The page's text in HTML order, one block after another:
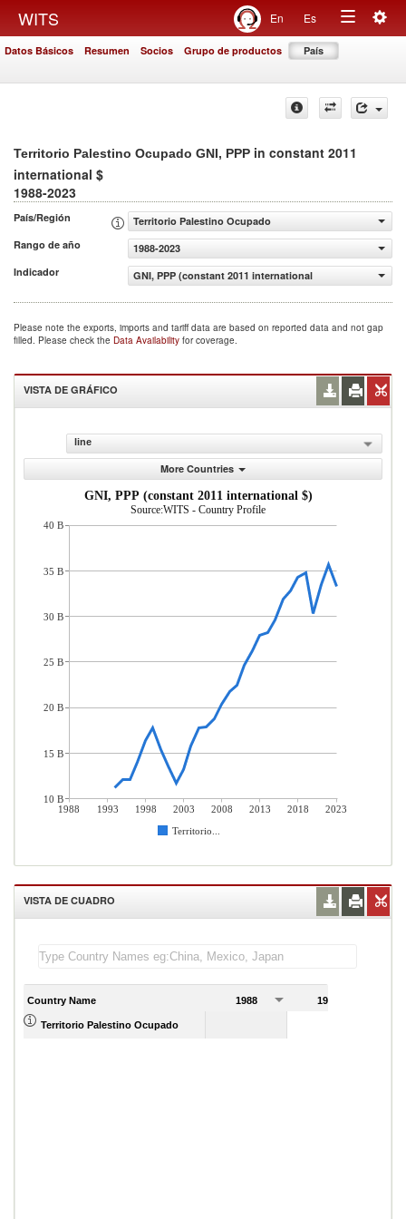
WITS En Es
Toggle
Datos Básicos Resumen Socios Grupo de productos País
Territorio Palestino Ocupado GNI, PPP in constant 2011
international $
1988-2023
País/Región
Territorio Palestino Ocupado
Rango de año
1988-2023
Indicador
GNI, PPP (constant 2011 international $)
Please note the exports, imports and tariff data are based on reported data and not gap
filled. Please check the Data Availability for coverage.
VISTA DE GRÁFICO
line
More Countries
GNI, PPP (constant 2011 international $)
Source:WITS - Country Profile
1988 1993 1998 2003 2008 2013 2018
2023
Territorio...
40 B
35 B
30 B
25 B
20 B
15 B
10 B
VISTA DE CUADRO
Country Name 1988 1989
Territorio Palestino Ocupado